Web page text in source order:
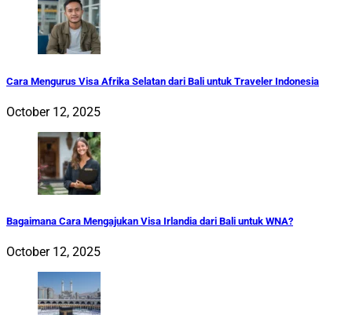
Cara Mengurus Visa Afrika Selatan dari Bali untuk Traveler Indonesia
October 12, 2025
Bagaimana Cara Mengajukan Visa Irlandia dari Bali untuk WNA?
October 12, 2025